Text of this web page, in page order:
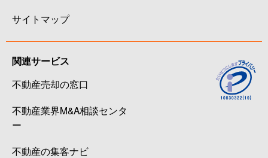
サイトマップ
関連サービス
不動産売却の窓口
不動産業界M&A相談センタ
ー
不動産の集客ナビ